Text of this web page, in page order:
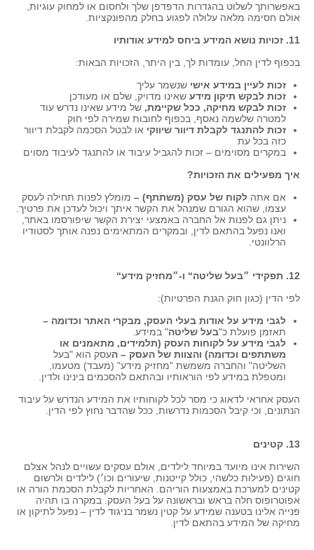
באפשרותך לשלוט בהגדרות הדפדפן שלך ולחסום או למחוק עוגיות,
אולם חסימה מלאה עלולה לפגוע בחלק מהפונקציות.
11. זכויות נושא המידע ביחס למידע אודותיו
בכפוף לדין החל, עומדות לך, בין היתר, הזכויות הבאות:
זכות לעיין במידע אישי שנשמר עליך
זכות לבקש תיקון מידע שאינו מדויק, שלם או מעודכן
זכות לבקש מחיקה, ככל שקיימת, של מידע שאינו נדרש עוד
למטרה שלשמה נאסף, בכפוף לחובות שמירה לפי חוק
זכות להתנגד לקבלת דיוור שיווקי או לבטל הסכמה לקבלת דיוור
כזה בכל עת
במקרים מסוימים – זכות להגביל עיבוד או להתנגד לעיבוד מסוים
איך מפעילים את הזכויות?
אם אתה לקוח של עסק (משתתף) – מומלץ לפנות תחילה לעסק
עצמו, שהוא הגורם שמנהל את הקשר איתך ויכול לעדכן את פרטיך.
ניתן גם לפנות אל החברה באמצעי יצירת הקשר שיפורסמו באתר,
ואנו נפעל בהתאם לדין, ובמקרים המתאימים נפנה אותך לסטודיו
הרלוונטי.
12. תפקידי ״בעל שליטה“ ו-״מחזיק מידע“
לפי הדין (כגון חוק הגנת הפרטיות):
לגבי מידע על אודות בעלי העסק, מבקרי האתר וכדומה –
תאזמן פועלת כ"בעל שליטה" במידע.
לגבי מידע על לקוחות העסק (תלמידים, מתאמנים או
משתתפים וכדומה) והצוות של העסק – העסק הוא "בעל
השליטה" והחברה משמשת "מחזיק מידע" (מעבד) מטעמו,
ומטפלת במידע לפי הוראותיו ובהתאם להסכמים בינינו ולדין.
העסק אחראי לדאוג כי מסר לכל לקוחותיו את המידע הנדרש על עיבוד
הנתונים, וכי קיבל הסכמות נדרשות, ככל שהדבר נחוץ לפי הדין.
13. קטינים
השירות אינו מיועד במיוחד לילדים, אולם עסקים עשויים לנהל אצלם
חוגים (פעילות כלשהי, כולל קייטנות, שיעורים וכו׳) לילדים ולרשום
קטינים למערכת באמצעות הוריהם. האחריות לקבלת הסכמת הורה או
אפוטרופוס חלה בראש ובראשונה על בעל העסק. במקרה בו תהיה
פנייה אלינו בטענה שמידע על קטין נשמר בניגוד לדין – נפעל לתיקון או
מחיקה של המידע בהתאם לדין.